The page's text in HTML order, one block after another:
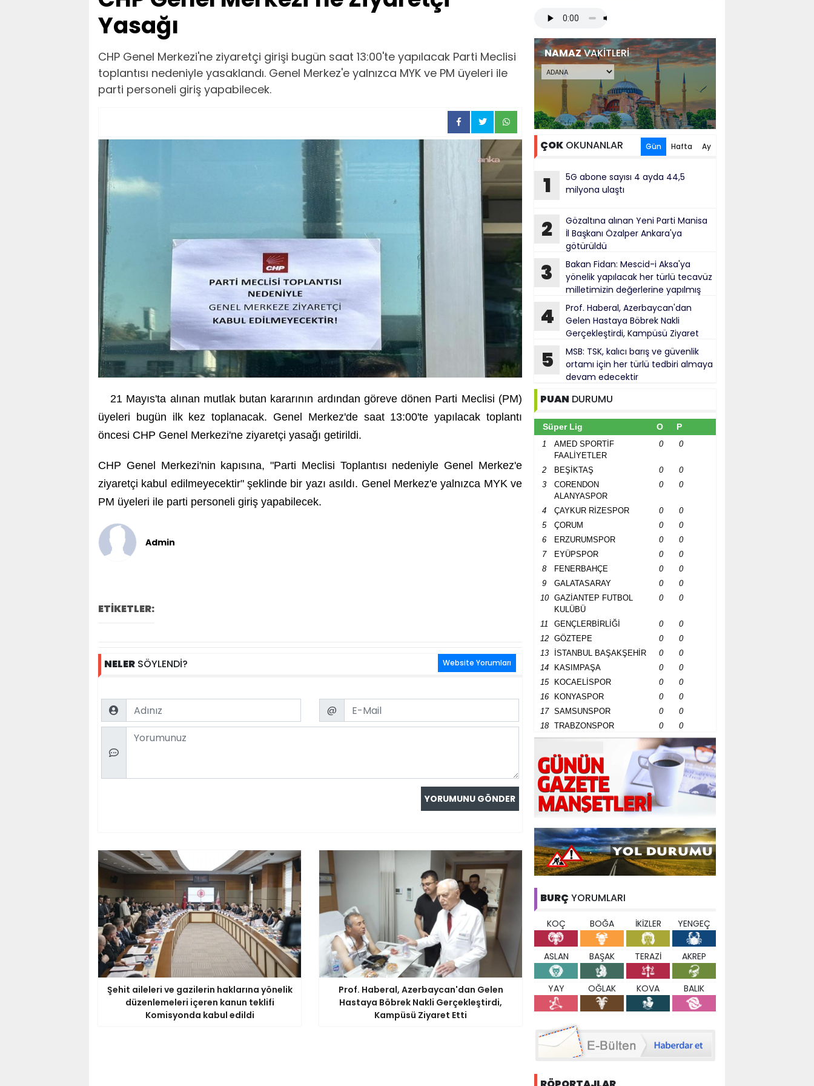
Yasağı
CHP Genel Merkezi'ne ziyaretçi girişi bugün saat 13:00'te yapılacak Parti Meclisi
toplantısı nedeniyle yasaklandı. Genel Merkez'e yalnızca MYK ve PM üyeleri ile
parti personeli giriş yapabilecek.
21 Mayıs'ta alınan mutlak butan kararının ardından göreve dönen Parti Meclisi (PM)
üyeleri bugün ilk kez toplanacak. Genel Merkez'de saat 13:00'te yapılacak toplantı
öncesi CHP Genel Merkezi'ne ziyaretçi yasağı getirildi.
CHP Genel Merkezi'nin kapısına, "Parti Meclisi Toplantısı nedeniyle Genel Merkez'e
ziyaretçi kabul edilmeyecektir" şeklinde bir yazı asıldı. Genel Merkez'e yalnızca MYK ve
PM üyeleri ile parti personeli giriş yapabilecek.
Admin
ETİKETLER:
NELER SÖYLENDİ? Website Yorumları
Name Email
@
Comment
Şehit aileleri ve gazilerin haklarına yönelik
düzenlemeleri içeren kanun teklifi
Komisyonda kabul edildi
Prof. Haberal, Azerbaycan'dan Gelen
Hastaya Böbrek Nakli Gerçekleştirdi,
Kampüsü Ziyaret Etti
NAMAZVAKİTLERİ
ÇOK OKUNANLAR Gün Hafta Ay
1
5G abone sayısı 4 ayda 44,5
milyona ulaştı
2
Gözaltına alınan Yeni Parti Manisa
İl Başkanı Özalper Ankara'ya
götürüldü
3
Bakan Fidan: Mescid-i Aksa'ya
yönelik yapılacak her türlü tecavüz
milletimizin değerlerine yapılmış
kabul ediliyor
4
Prof. Haberal, Azerbaycan'dan
Gelen Hastaya Böbrek Nakli
Gerçekleştirdi, Kampüsü Ziyaret
5
MSB: TSK, kalıcı barış ve güvenlik
ortamı için her türlü tedbiri almaya
devam edecektir
PUAN DURUMU
Süper Lig O P
1
AMED SPORTİF
FAALİYETLER
0 0
2 BEŞİKTAŞ 0
0
3
CORENDON
ALANYASPOR
0 0
4 ÇAYKUR RİZESPOR 0
0
5
ÇORUM 0
0
6
ERZURUMSPOR 0
0
7
EYÜPSPOR 0
0
8
FENERBAHÇE 0
0
9
GALATASARAY 0
0
10
GAZİANTEP FUTBOL
KULÜBÜ
0 0
11 GENÇLERBİRLİĞİ 0
0
12
GÖZTEPE 0
0
13
İSTANBUL BAŞAKŞEHİR 0
0
14
KASIMPAŞA 0
0
15
KOCAELİSPOR 0
0
16
KONYASPOR 0
0
17
SAMSUNSPOR 0
0
18
TRABZONSPOR 0 0
BURÇ YORUMLARI
KOÇ BOĞA İKİZLER YENGEÇ
ASLAN BAŞAK TERAZİ AKREP
YAY OĞLAK KOVA BALIK